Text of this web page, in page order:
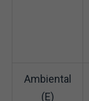
Ambiental
(E)